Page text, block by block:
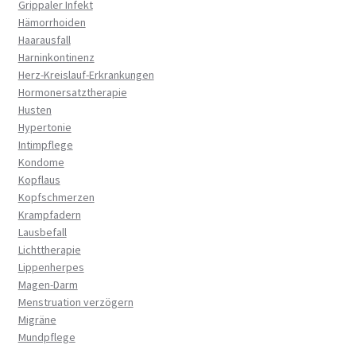
Grippaler Infekt
Hämorrhoiden
Haarausfall
Harninkontinenz
Herz-Kreislauf-Erkrankungen
Hormonersatztherapie
Husten
Hypertonie
Intimpflege
Kondome
Kopflaus
Kopfschmerzen
Krampfadern
Lausbefall
Lichttherapie
Lippenherpes
Magen-Darm
Menstruation verzögern
Migräne
Mundpflege